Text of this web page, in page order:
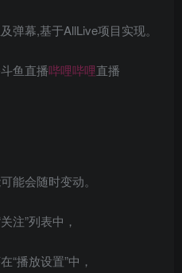
弹幕,基于AllLive项目实现。
鱼直播哔哩哔哩直播
能会随时变动。
注”列表中，
“播放设置”中，